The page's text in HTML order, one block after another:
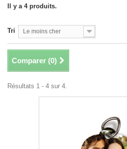
Il y a 4 produits.
Tri Le moins cher
Comparer (0)
Résultats 1 - 4 sur 4.